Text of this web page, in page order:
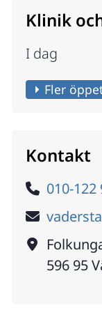
Klinik
I dag
Fler
Kontakt
Telefon
010-122
E-post
Adress
596 95